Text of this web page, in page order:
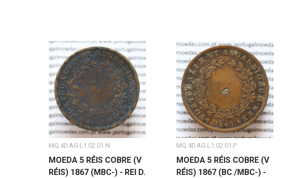
MQ.4D.AG.L1.02.01.N
MOEDA 5 RÉIS COBRE (V
RÉIS) 1867 (MBC-) - REI D.
MQ.4D.AG.L1.02.01.P
MOEDA 5 RÉIS COBRE (V
RÉIS) 1867 (BC /MBC-) -